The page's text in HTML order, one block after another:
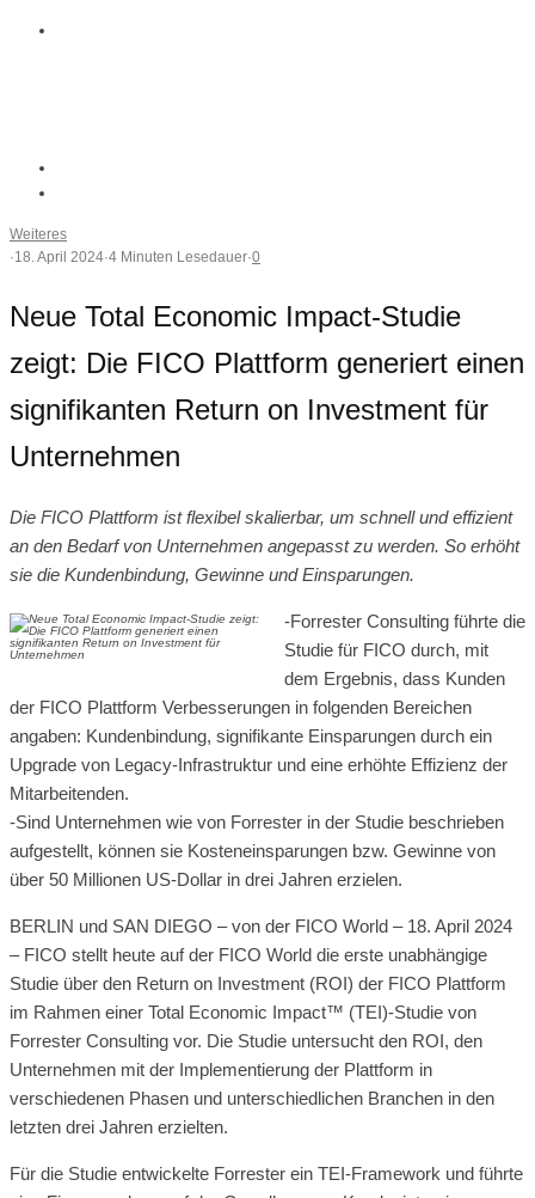
Weiteres
·18. April 2024·4 Minuten Lesedauer·0
Neue Total Economic Impact-Studie
zeigt: Die FICO Plattform generiert einen
signifikanten Return on Investment für
Unternehmen
Die FICO Plattform ist flexibel skalierbar, um schnell und effizient
an den Bedarf von Unternehmen angepasst zu werden. So erhöht
sie die Kundenbindung, Gewinne und Einsparungen.
-Forrester Consulting führte die
Studie für FICO durch, mit
dem Ergebnis, dass Kunden
der FICO Plattform Verbesserungen in folgenden Bereichen
angaben: Kundenbindung, signifikante Einsparungen durch ein
Upgrade von Legacy-Infrastruktur und eine erhöhte Effizienz der
Mitarbeitenden.
-Sind Unternehmen wie von Forrester in der Studie beschrieben
aufgestellt, können sie Kosteneinsparungen bzw. Gewinne von
über 50 Millionen US-Dollar in drei Jahren erzielen.
BERLIN und SAN DIEGO – von der FICO World – 18. April 2024
– FICO stellt heute auf der FICO World die erste unabhängige
Studie über den Return on Investment (ROI) der FICO Plattform
im Rahmen einer Total Economic Impact™ (TEI)-Studie von
Forrester Consulting vor. Die Studie untersucht den ROI, den
Unternehmen mit der Implementierung der Plattform in
verschiedenen Phasen und unterschiedlichen Branchen in den
letzten drei Jahren erzielten.
Für die Studie entwickelte Forrester ein TEI-Framework und führte